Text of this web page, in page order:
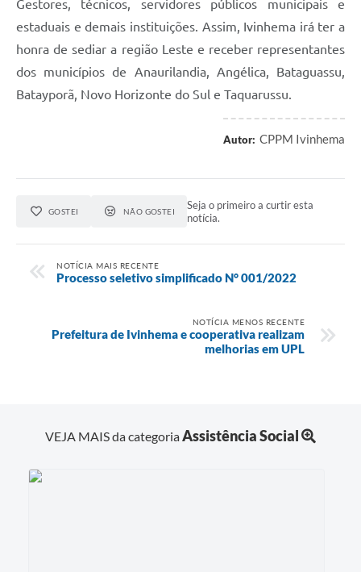
Gestores, técnicos, servidores públicos municipais e
estaduais e demais instituições. Assim, Ivinhema irá ter a
honra de sediar a região Leste e receber representantes
dos municípios de Anaurilandia, Angélica, Bataguassu,
Batayporã, Novo Horizonte do Sul e Taquarussu.
Autor: CPPM Ivinhema
GOSTEI NÃO GOSTEI
Seja o primeiro a curtir esta
notícia.
NOTÍCIA MAIS RECENTE
Processo seletivo simplificado N° 001/2022
NOTÍCIA MENOS RECENTE
Prefeitura de Ivinhema e cooperativa realizam
melhorias em UPL
VEJA MAIS da categoriaAssistência Social